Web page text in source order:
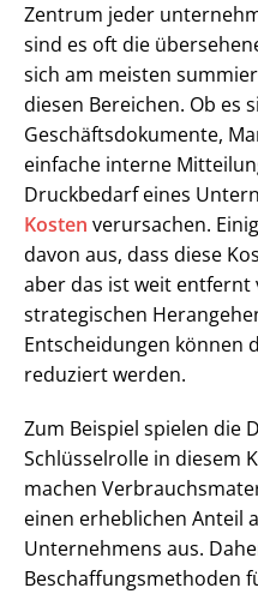
Zentrum jeder
sind es oft die
sich am meisten
diesen Bereichen. Ob es
Geschäftsdokumente,
einfache interne
Druckbedarf eines
Kosten verursachen.
davon aus, dass diese
aber das ist weit
strategischen
Entscheidungen können
reduziert werden.
Zum Beispiel spielen die
Schlüsselrolle in diesem
machen
einen erheblichen Anteil
Unternehmens aus.
Beschaffungsmethoden